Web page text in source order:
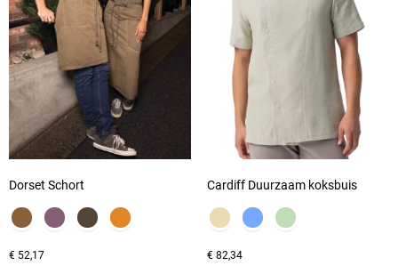
Dorset Schort
€ 52,17
Cardiff Duurzaam koksbuis
€82,34